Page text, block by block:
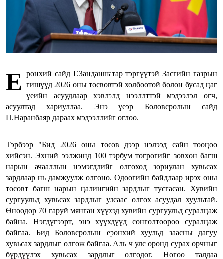
Е рөнхий сайд Г.Занданшатар тэргүүтэй Засгийн газрын
гишүүд 2026 оны төсвөвтэй холбоотой болон бусад цаг
үеийн асуудлаар хэвлэлд нээллттэй мэдээлэл өгч,
асуултад хариуллаа. Энэ үеэр Боловсролын сайд
П.Наранбаяр дараах мэдээллийг өглөө.
Тэрбээр "Бид 2026 оны төсөв дээр нэлээд сайн тооцоо
хийсэн. Эхний ээлжинд 100 тэрбум төгрөгийг зөвхөн багш
нарын ачааллын нэмэгдлийг олгоход зориулан хувьсах
зардлаар нь дамжуулж олгоно. Одоогийн байдлаар ирэх оны
төсөвт багш нарын цалингийн зардлыг тусгасан. Хувийн
сургуульд хувьсах зардлыг улсаас олгох асуудал хуультай.
Өнөөдөр 70 гаруй мянган хүүхэд хувийн сургуульд суралцаж
байна. Нэгдүгээрт, энэ хүүхдүүд сонголтоороо суралцаж
байгаа. Бид Боловсролын ерөнхий хуульд заасны дагуу
хувьсах зардлыг олгож байгаа. Аль ч улс оронд сурах орчныг
бүрдүүлэх хувьсах зардлыг олгодог. Нөгөө талдаа